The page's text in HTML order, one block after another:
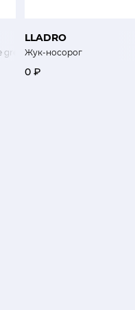
green
LLADRO
Жук-носорог
0 ₽